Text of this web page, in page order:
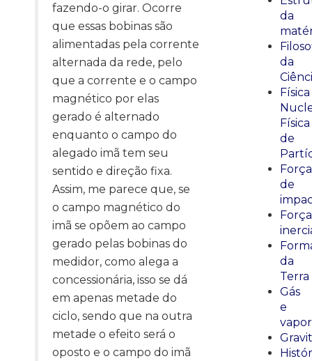
fazendo-o girar. Ocorre
que essas bobinas são
alimentadas pela corrente
alternada da rede, pelo
que a corrente e o campo
magnético por elas
gerado é alternado
enquanto o campo do
alegado imã tem seu
sentido e direção fixa.
Assim, me parece que, se
o campo magnético do
imã se opõem ao campo
gerado pelas bobinas do
medidor, como alega a
concessionária, isso se dá
em apenas metade do
ciclo, sendo que na outra
metade o efeito será o
oposto e o campo do imã
da
da
Física
Física
de
Força
de
da
Terra
Gás
e
vapor